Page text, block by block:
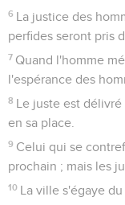
6 La justice des
perfides seront pris
7 Quand l'homme
l'espérance des
8 Le juste est
en sa place.
9 Celui qui se
prochain ; mais les
10 La ville s'égaye